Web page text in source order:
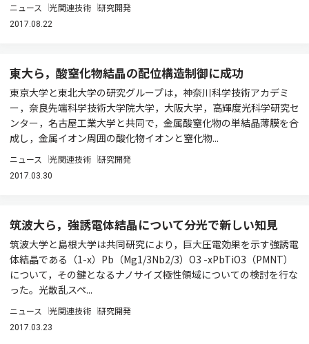
ニュース 光関連技術 研究開発
2017.08.22
東大ら，酸窒化物結晶の配位構造制御に成功
東京大学と東北大学の研究グループは，神奈川科学技術アカデミ
ー，奈良先端科学技術大学院大学，大阪大学，高輝度光科学研究セ
ンター，名古屋工業大学と共同で，金属酸窒化物の単結晶薄膜を合
成し，金属イオン周囲の酸化物イオンと窒化物...
ニュース 光関連技術 研究開発
2017.03.30
筑波大ら，強誘電体結晶について分光で新しい知見
筑波大学と島根大学は共同研究により，巨大圧電効果を示す強誘電
体結晶である（1-x）Pb（Mg1/3Nb2/3）O3 -xPbTiO3（PMNT）
について，その鍵となるナノサイズ極性領域についての検討を行な
った。光散乱スペ...
ニュース 光関連技術 研究開発
2017.03.23